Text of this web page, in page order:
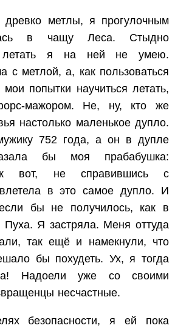
древко метлы, я прогулочным
в чащу Леса. Стыдно
летать я на ней не умею.
с метлой, а, как пользоваться
попытки научиться летать,
мажором. Не, ну, кто же
настолько маленькое дупло.
752 года, а он в дупле
бы моя прабабушка:
вот, не справившись с
в это самое дупло. И
бы не получилось, как в
Пуха. Я застряла. Меня оттуда
так ещё и намекнули, что
бы похудеть. Ух, я тогда
Надоели уже со своими
несчастные.
безопасности, я ей пока